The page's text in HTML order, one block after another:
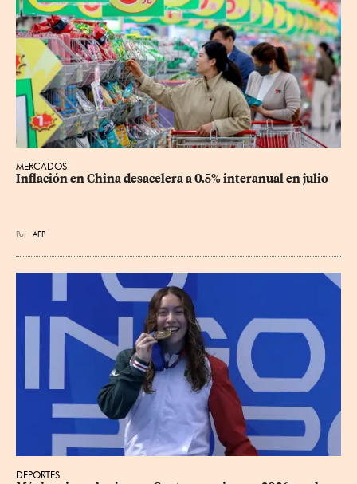
MERCADOS
Inflación en China desacelera a 0.5% interanual en julio
Por AFP
DEPORTES